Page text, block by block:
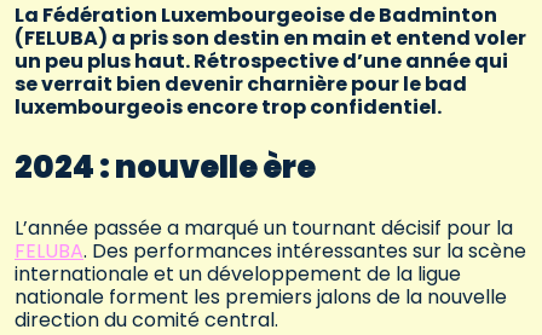
La Fédération Luxembourgeoise de Badminton
(FELUBA) a pris son destin en main et entend voler
un peu plus haut. Rétrospective d’une année qui
se verrait bien devenir charnière pour le bad
luxembourgeois encore trop confidentiel.
2024 : nouvelle ère
L’année passée a marqué un tournant décisif pour la
FELUBA. Des performances intéressantes sur la scène
internationale et un développement de la ligue
nationale forment les premiers jalons de la nouvelle
direction du comité central.